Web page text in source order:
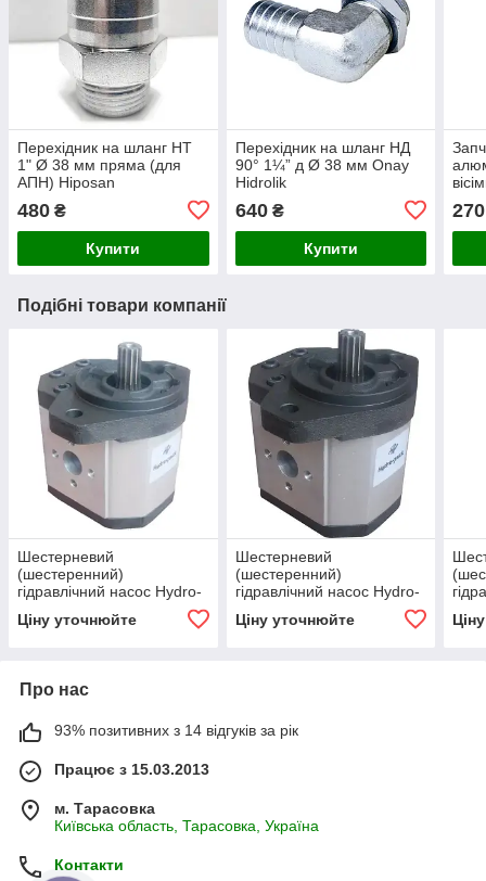
Перехідник на шланг НТ
1" Ø 38 мм пряма (для
АПН) Hiposan
480 ₴
Купити
Перехідник на шланг НД
90° 1¼” д Ø 38 мм Onay
Hidrolik
640₴
Купити
270
Подібні товари компанії
Шестерневий
(шестеренний)
гідравлічний насос Hydro-
Ціну уточнюйте
Шестерневий
(шестеренний)
гідравлічний насос Hydro-
Ціну уточнюйте
Про нас
93% позитивних з 14 відгуків за рік
Працює з 15.03.2013
м. Тарасовка
Київська область, Тарасовка, Україна
Контакти